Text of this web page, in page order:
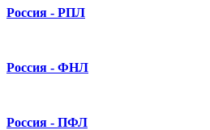
Россия - РПЛ
Россия - ФНЛ
Россия - ПФЛ